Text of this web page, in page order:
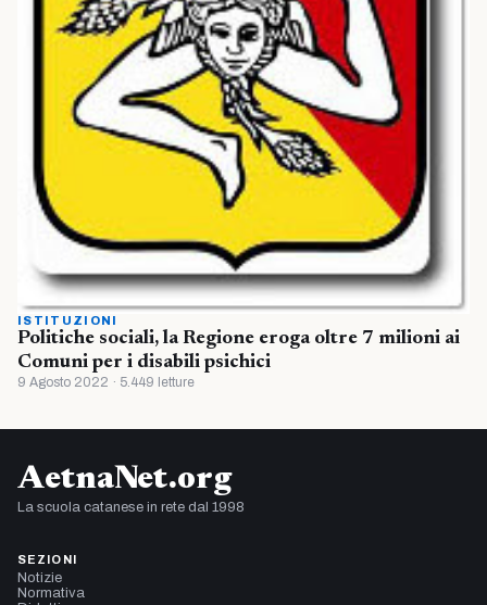
ISTITUZIONI
Politiche sociali, la Regione eroga oltre 7 milioni ai
Comuni per i disabili psichici
9 Agosto 2022 · 5.449 letture
AetnaNet.org
La scuola catanese in rete dal 1998
SEZIONI
Notizie
Normativa